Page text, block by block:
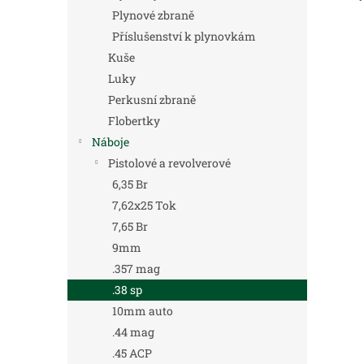
Plynové zbraně
Příslušenství k plynovkám
Kuše
Luky
Perkusní zbraně
Flobertky
Náboje
Pistolové a revolverové
6,35 Br
7,62x25 Tok
7,65 Br
9mm
.357 mag
.38 sp
10mm auto
.44 mag
.45 ACP